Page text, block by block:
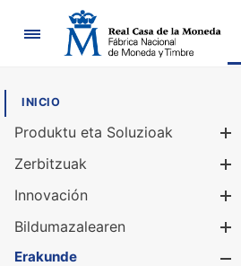
Nabigazioa
INICIO
Produktu eta Soluzioak
Zerbitzuak
Innovación
Bildumazalearen
Erakunde